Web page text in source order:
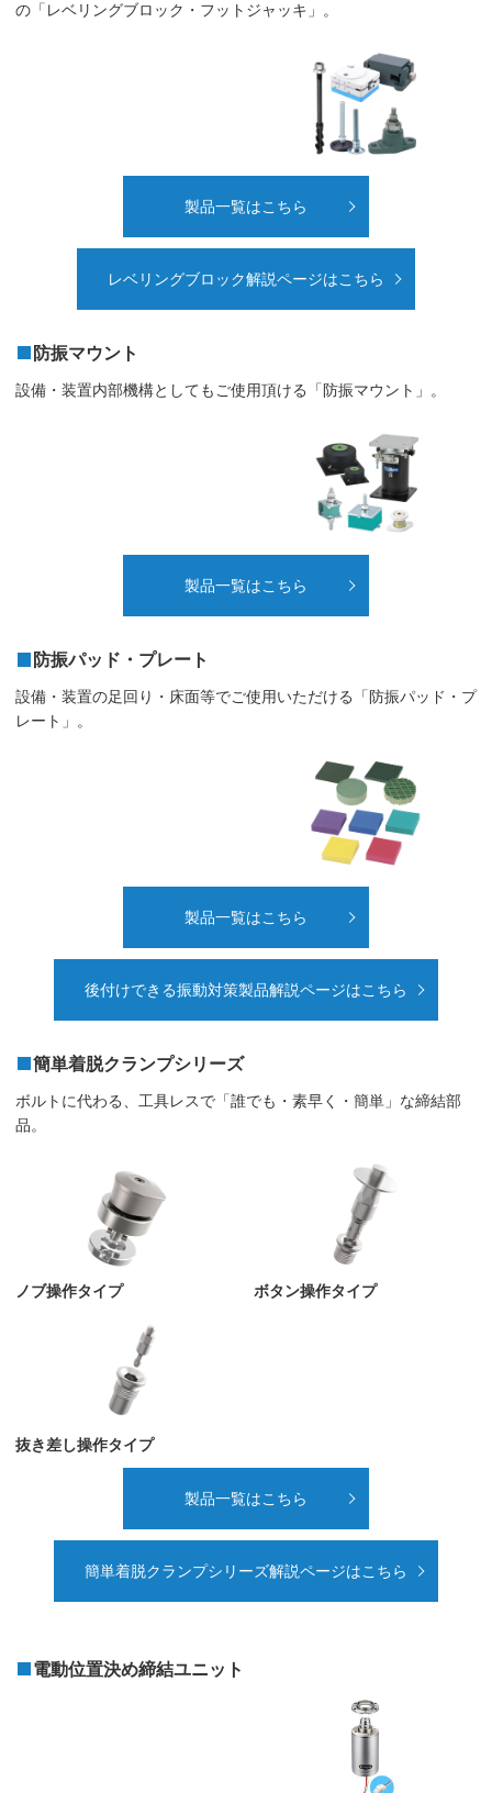
の「レベリングブロック・フットジャッキ」。
製品一覧はこちら
レベリングブロック解説ページはこちら
防振マウント
設備・装置内部機構としてもご使用頂ける「防振マウント」。
製品一覧はこちら
防振パッド・プレート
設備・装置の足回り・床面等でご使用いただける「防振パッド・プ
レート」。
製品一覧はこちら
後付けできる振動対策製品解説ページはこちら
簡単着脱クランプシリーズ
ボルトに代わる、工具レスで「誰でも・素早く・簡単」な締結部
品。
ノブ操作タイプ ボタン操作タイプ
抜き差し操作タイプ
製品一覧はこちら
簡単着脱クランプシリーズ解説ページはこちら
電動位置決め締結ユニット